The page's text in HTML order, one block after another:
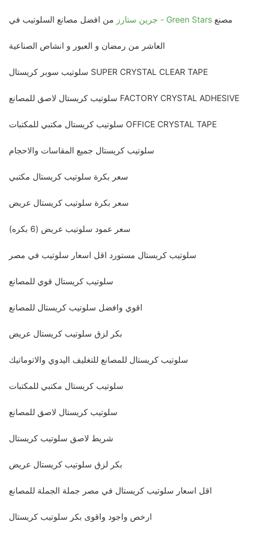
مصنع جرين ستارز - Green Stars من افضل مصانع السلوتيب في
العاشر من رمضان و العبور و انشاص الصناعية
سلوتيب سوبر كريستال SUPER CRYSTAL CLEAR TAPE
سلوتيب كريستال لاصق للمصانع FACTORY CRYSTAL ADHESIVE
سلوتيب كريستال مكتبي للمكتبات OFFICE CRYSTAL TAPE
سلوتيب كريستال جميع المقاسات والاحجام
سعر بكرة سلوتيب كريستال مكتبي
سعر بكرة سلوتيب كريستال عريض
سعر عمود سلوتيب عريض (6 بكره)
سلوتيب كريستال مستورد اقل اسعار سلوتيب في مصر
سلوتيب كريستال قوي للمصانع
اقوي وافضل سلوتيب كريستال للمصانع
بكر لزق سلوتيب كريستال عريض
سلوتيب كريستال للمصانع للتغليف اليدوي والاتوماتيك
سلوتيب كريستال مكتبي للمكتبات
سلوتيب كريستال لاصق للمصانع
شريط لاصق سلوتيب كريستال
بكر لزق سلوتيب كريستال عريض
اقل اسعار سلوتيب كريستال في مصر جملة الجملة للمصانع
ارخص واجود واقوى بكر سلوتيب كريستال